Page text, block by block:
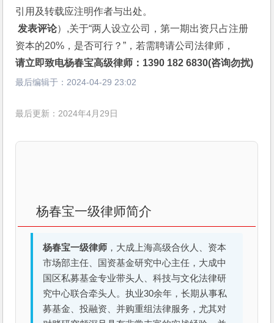
引用及转载应注明作者与出处。
发表评论）,关于“两人设立公司，第一期出资只占注册
资本的20%，是否可行？”，若需聘请公司法律师，
请立即致电杨春宝高级律师：1390 182 6830(咨询勿扰)
最后编辑于： 2024-04-29 23:02
最后更新：2024年4月29日
杨春宝一级律师简介
杨春宝一级律师 ，大成上海高级合伙人、资本
市场部主任、国资基金研究中心主任，大成中
国区私募基金专业带头人、科技与文化法律研
究中心联合牵头人。执业30余年，长期从事私
募基金、投融资、并购重组法律服务，尤其对